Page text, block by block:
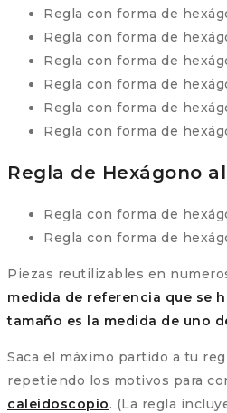
Regla con forma de
Regla con forma de
Regla con forma de
Regla con forma de
Regla con forma de
Regla con forma de
Regla de Hexágono
Regla con forma de
Regla con forma de
Piezas reutilizables en
medida de referencia que se
tamaño es la medida de uno
Saca el máximo partido a tu
repetiendo los motivos para
caleidoscopio. (La regla